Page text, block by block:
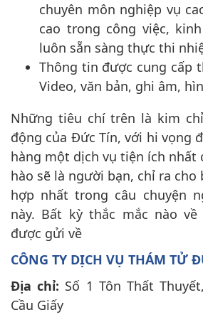
chuyên môn nghiệp vụ
cao trong công việc,
luôn sẵn sàng thực thi
Thông tin được cung cấp
Video, văn bản, ghi âm,
Những tiêu chí trên là kim
động của Đức Tín, với hi vọng
hàng một dịch vụ tiện ích nhất
hào sẽ là người bạn, chỉ ra
hợp nhất trong câu chuyện
này. Bất kỳ thắc mắc nào
được gửi về
CÔNG TY DỊCH VỤ THÁM TỬ
Địa chỉ: Số 1 Tôn Thất
Cầu Giấy